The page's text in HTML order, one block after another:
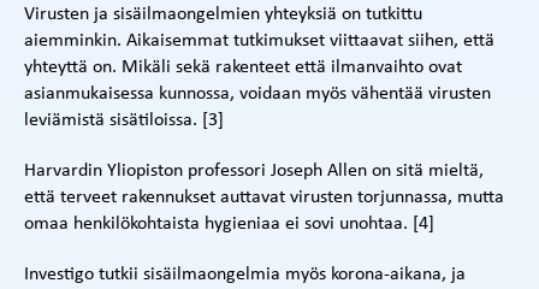
Virusten ja sisäilmaongelmien yhteyksiä on tutkittu
aiemminkin. Aikaisemmat tutkimukset viittaavat siihen, että
yhteyttä on. Mikäli sekä rakenteet että ilmanvaihto ovat
asianmukaisessa kunnossa, voidaan myös vähentää virusten
leviämistä sisätiloissa. [3]
Harvardin Yliopiston professori Joseph Allen on sitä mieltä,
että terveet rakennukset auttavat virusten torjunnassa, mutta
omaa henkilökohtaista hygieniaa ei sovi unohtaa. [4]
Investigo tutkii sisäilmaongelmia myös korona-aikana, ja